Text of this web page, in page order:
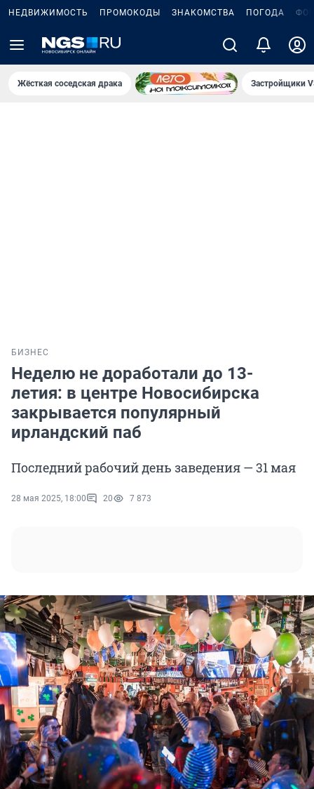
НЕДВИЖИМОСТЬ ПРОМОКОДЫ ЗНАКОМСТВА ПОГОДА
Жёсткая соседская драка Застройщики
БИЗНЕС
Неделю не доработали до 13-
летия: в центре Новосибирска
закрывается популярный
ирландский паб
Последний рабочий день заведения — 31 мая
28 мая 2025, 18:00 20 7 873